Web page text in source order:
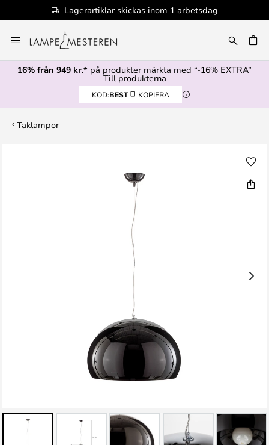
Lagerartiklar skickas inom 1 arbetsdag
till
innehållet
16% från 949 kr.* på produkter märkta med “-16% EXTRA”
Till produkterna
KOD:BEST KOPIERA
Taklampor